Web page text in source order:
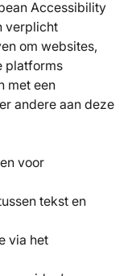
Accessibility
verplicht
om websites,
platforms
met een
andere aan deze
voor
tekst en
via het